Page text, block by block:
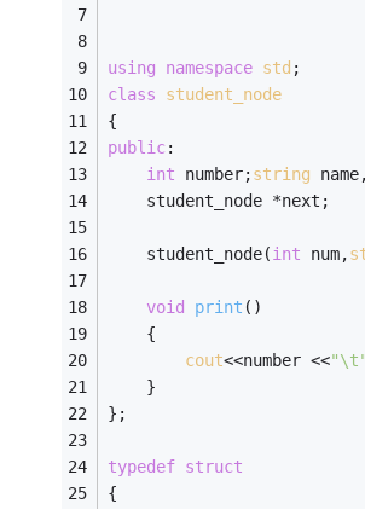
using namespace std ;
class
student_node
{
public:
int number;string
    student_node *next;
    student_node(
int num,
void print ()
    {
cout<<number <<"\t"
    }
};
typedef struct
{